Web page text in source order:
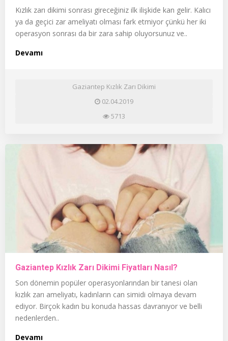
Kızlık zarı dikimi sonrası gireceğiniz ilk ilişkide kan gelir. Kalıcı
ya da geçici zar ameliyatı olması fark etmiyor çünkü her iki
operasyon sonrası da bir zara sahip oluyorsunuz ve..
Devamı
Gaziantep Kızlık Zarı Dikimi
02.04.2019
5713
Gaziantep Kızlık Zarı Dikimi Fiyatları Nasıl?
Son dönemin popüler operasyonlarından bir tanesi olan
kızlık zarı ameliyatı, kadınların can simidi olmaya devam
ediyor. Birçok kadın bu konuda hassas davranıyor ve belli
nedenlerden..
Devamı